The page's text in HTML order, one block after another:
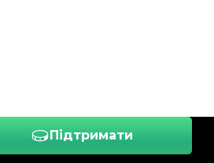
Підтримати